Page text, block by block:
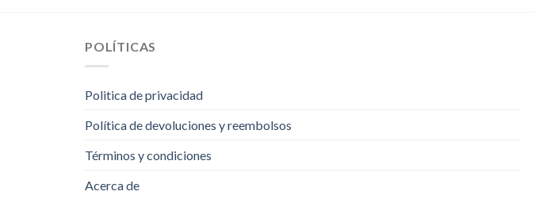
POLÍTICAS
Politica de privacidad
Política de devoluciones y reembolsos
Términos y condiciones
Acerca de